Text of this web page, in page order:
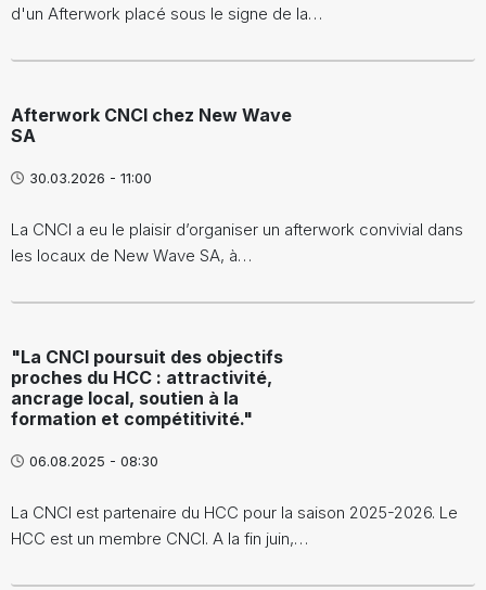
d'un Afterwork placé sous le signe de la…
Afterwork CNCI chez New Wave
SA
30.03.2026 - 11:00
La CNCI a eu le plaisir d’organiser un afterwork convivial dans
les locaux de New Wave SA, à…
"La CNCI poursuit des objectifs
proches du HCC : attractivité,
ancrage local, soutien à la
formation et compétitivité."
06.08.2025 - 08:30
La CNCI est partenaire du HCC pour la saison 2025-2026. Le
HCC est un membre CNCI. A la fin juin,…